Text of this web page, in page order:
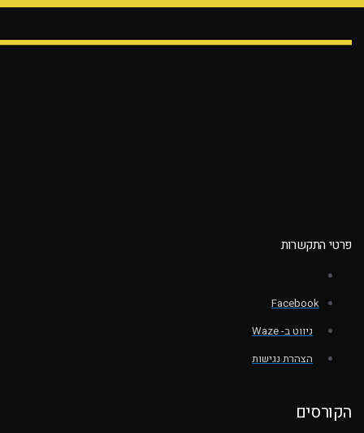
פרטי התקשרות
Facebook
ניווט ב- Waze
הצהרת נגישות
הקורסים